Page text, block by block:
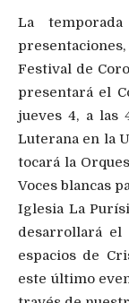
La
Festival de
presentará el
jueves 4, a las
Luterana en la
tocará la
Voces blancas
Iglesia La
desarrollará el
espacios de
este último